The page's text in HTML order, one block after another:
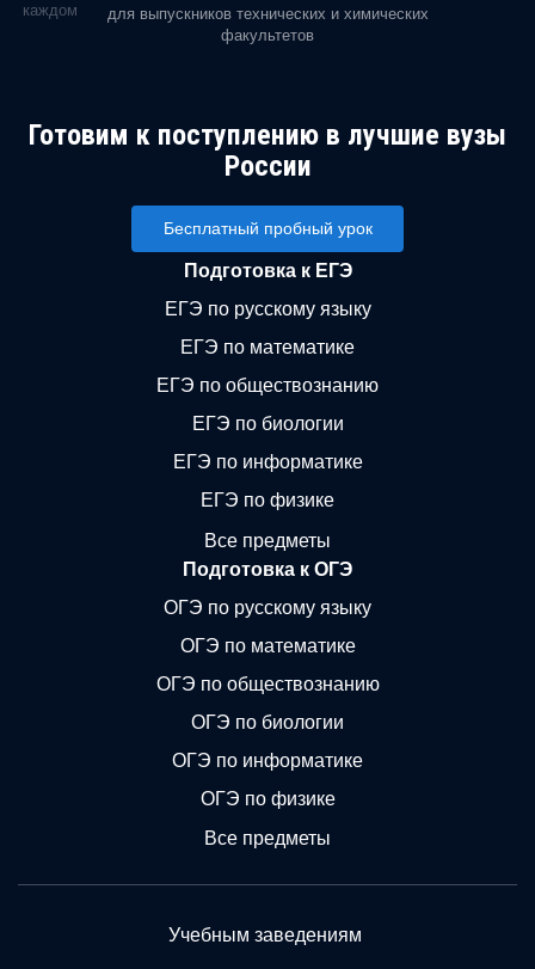
в каждом
для выпускников технических и химических
факультетов
Готовим к поступлению в лучшие вузы
России
Бесплатный пробный урок
Подготовка к ЕГЭ
ЕГЭ по русскому языку
ЕГЭ по математике
ЕГЭ по обществознанию
ЕГЭ по биологии
ЕГЭ по информатике
ЕГЭ по физике
Все предметы
Подготовка к ОГЭ
ОГЭ по русскому языку
ОГЭ по математике
ОГЭ по обществознанию
ОГЭ по биологии
ОГЭ по информатике
ОГЭ по физике
Все предметы
Учебным заведениям